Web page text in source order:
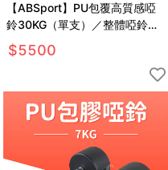
【ABSport】PU包覆高質感啞
鈴30KG（單支）／整體啞鈴／
重量啞鈴／重量訓練
$5500